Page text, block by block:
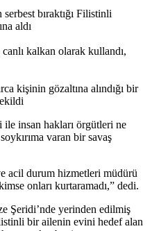
bıraktığı Filistinli
aldı
kalkan olarak kullandı,
kişinin gözaltına alındığı bir
insan hakları örgütleri ne
varan bir savaş
acil durum hizmetleri müdürü
onları kurtaramadı,” dedi.
Şeridi’nde yerinden edilmiş
bir ailenin evini hedef alan